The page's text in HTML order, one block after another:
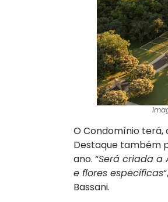
O Condomínio terá,
Destaque também
ano. “Será criada a
e flores específicas
Bassani.